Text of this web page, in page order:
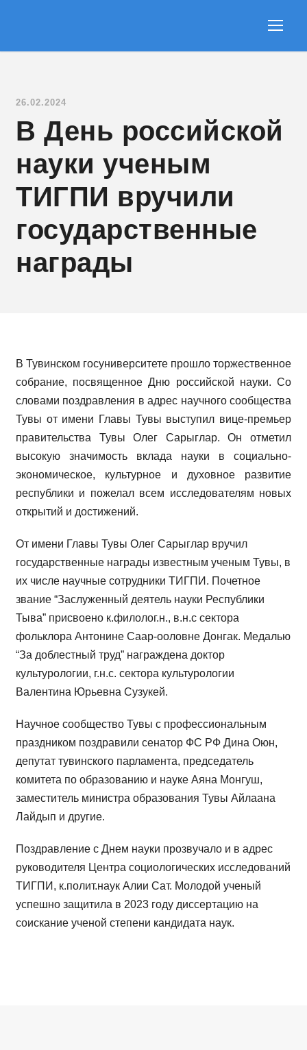
26.02.2024
В День российской
науки ученым
ТИГПИ вручили
государственные
награды
В Тувинском госуниверситете прошло торжественное
собрание, посвященное Дню российской науки. Со
словами поздравления в адрес научного сообщества
Тувы от имени Главы Тувы выступил вице-премьер
правительства Тувы Олег Сарыглар. Он отметил
высокую значимость вклада науки в социально-
экономическое, культурное и духовное развитие
республики и пожелал всем исследователям новых
открытий и достижений.
От имени Главы Тувы Олег Сарыглар вручил
государственные награды известным ученым Тувы, в
их числе научные сотрудники ТИГПИ. Почетное
звание “Заслуженный деятель науки Республики
Тыва” присвоено к.филолог.н., в.н.с сектора
фольклора Антонине Саар-ооловне Донгак. Медалью
“За доблестный труд” награждена доктор
культурологии, г.н.с. сектора культурологии
Валентина Юрьевна Сузукей.
Научное сообщество Тувы с профессиональным
праздником поздравили сенатор ФС РФ Дина Оюн,
депутат тувинского парламента, председатель
комитета по образованию и науке Аяна Монгуш,
заместитель министра образования Тувы Айлаана
Лайдып и другие.
Поздравление с Днем науки прозвучало и в адрес
руководителя Центра социологических исследований
ТИГПИ, к.полит.наук Алии Сат. Молодой ученый
успешно защитила в 2023 году диссертацию на
соискание ученой степени кандидата наук.